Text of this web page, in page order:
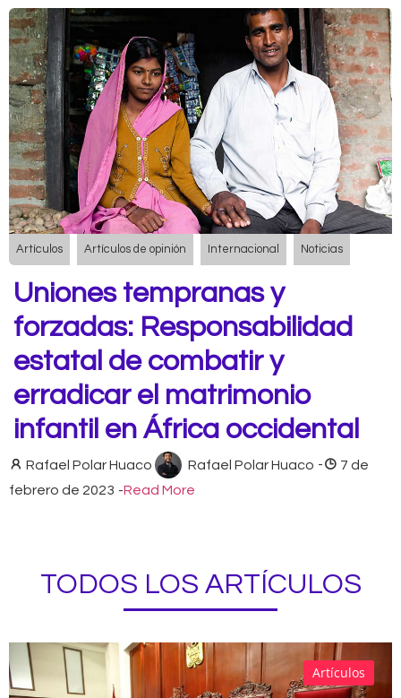
Artículos Artículos de opinión Internacional Noticias
Uniones tempranas y
forzadas: Responsabilidad
estatal de combatir y
erradicar el matrimonio
infantil en África occidental
Rafael Polar Huaco Rafael Polar Huaco -
7 de
febrero de 2023 -Read More
TODOS LOS ARTÍCULOS
Artículos